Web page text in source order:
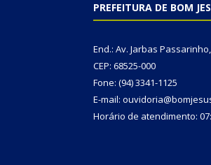
PREFEITURA DE BOM
End.: Av. Jarbas
CEP: 68525-000
Fone: (94) 3341-1125
E-mail:
Horário de atendimento: